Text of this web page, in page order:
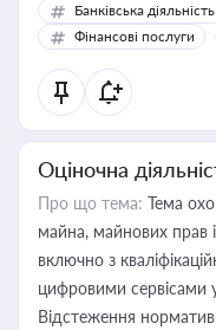
Банківська діяльність
Фінансові послуги
Оціночна
Про що тема: Тема
майна, майнових прав і
включно з
цифровими сервісами у
Відстеження